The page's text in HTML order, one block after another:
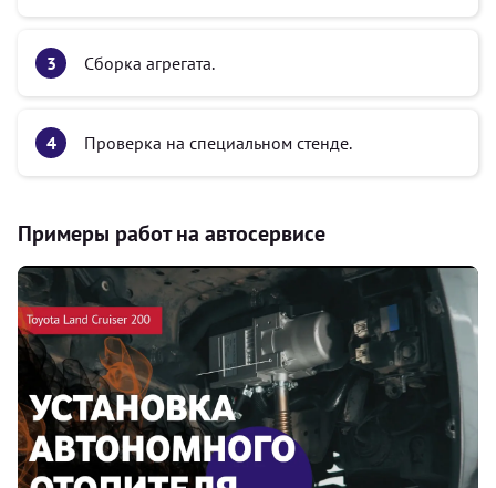
Сборка агрегата.
Проверка на специальном стенде.
Примеры работ на автосервисе